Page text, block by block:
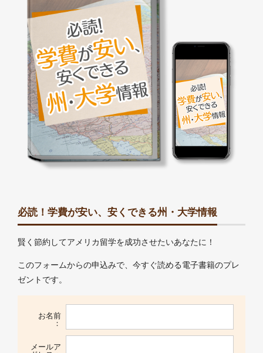
必読！学費が安い、安くできる州・大学情報
賢く節約してアメリカ留学を成功させたいあなたに！
このフォームからの申込みで、今すぐ読める電子書籍のプレ
ゼントです。
お名前
：
メールア